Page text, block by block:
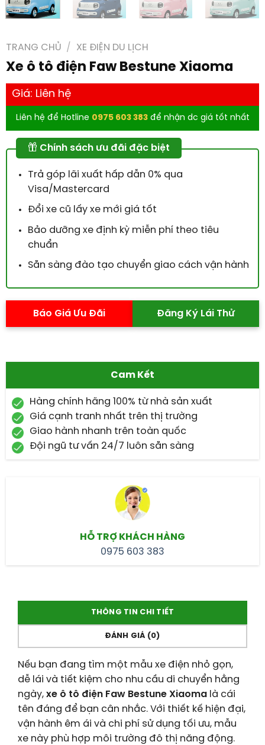
TRANG CHỦ / XE ĐIỆN DU LỊCH
Xe ô tô điện Faw Bestune Xiaoma
Giá: Liên hệ
Liên hệ để Hotline 0975 603 383để nhận dc giá tốt nhất
Chính sách ưu đãi đặc biệt
Trả góp lãi xuất hấp dẫn 0% qua
Visa/Mastercard
Đổi xe cũ lấy xe mới giá tốt
Bảo dưỡng xe định kỳ miễn phí theo tiêu
chuẩn
Sẵn sàng đào tạo chuyển giao cách vận hành
Báo Giá Ưu Đãi Đăng Ký Lái Thử
Cam Kết
Hàng chính hãng 100% từ nhà sản xuất
Giá cạnh tranh nhất trên thị trường
Giao hành nhanh trên toàn quốc
Đội ngũ tư vấn 24/7 luôn sẵn sàng
HỖ TRỢ KHÁCH HÀNG
0975 603 383
THÔNG TIN CHI TIẾT
ĐÁNH GIÁ (0)
Nếu bạn đang tìm một mẫu xe điện nhỏ gọn,
dễ lái và tiết kiệm cho nhu cầu di chuyển hằng
ngày, xe ô tô điện Faw Bestune Xiaomalà cái
tên đáng để bạn cân nhắc. Với thiết kế hiện đại,
vận hành êm ái và chi phí sử dụng tối ưu, mẫu
xe này phù hợp môi trường đô thị năng động.